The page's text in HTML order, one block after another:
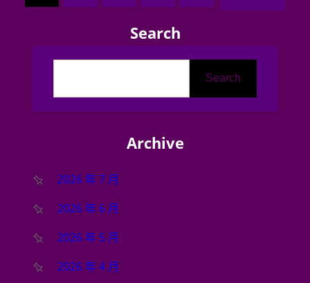
Search
Search
Archive
2026 年 7 月
2026 年 6 月
2026 年 5 月
2026 年 4 月